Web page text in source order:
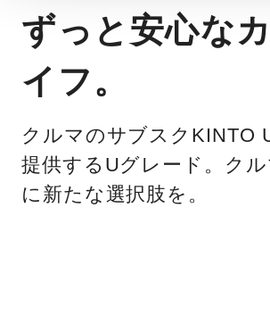
ずっと安心な
イフ。
クルマのサブスクKINTO
提供するUグレード。ク
に新たな選択肢を。